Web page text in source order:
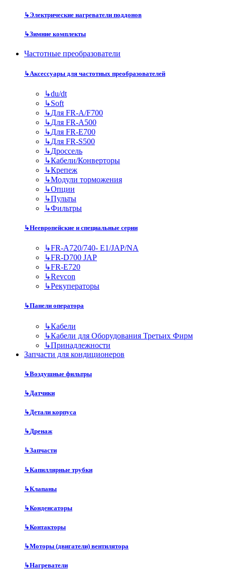
↳Электрические нагреватели поддонов
↳Зимние комплекты
Частотные преобразователи
↳Аксессуары для частотных преобразователей
↳du/dt
↳Soft
↳Для FR-A/F700
↳Для FR-A500
↳Для FR-E700
↳Для FR-S500
↳Дроссель
↳Кабели/Конверторы
↳Крепеж
↳Модули торможения
↳Опции
↳Пульты
↳Фильтры
↳Неевропейские и специальные серии
↳FR-A720/740- E1/JAP/NA
↳FR-D700 JAP
↳FR-E720
↳Revcon
↳Рекуператоры
↳Панели оператора
↳Кабели
↳Кабели для Оборудования Третьих Фирм
↳Принадлежности
Запчасти для кондиционеров
↳Воздушные фильтры
↳Датчики
↳Детали корпуса
↳Дренаж
↳Запчасти
↳Капиллярные трубки
↳Клапаны
↳Конденсаторы
↳Контакторы
↳Моторы (двигатели) вентилятора
↳Нагреватели